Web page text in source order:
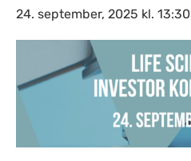
24. september, 2025 kl. 13:30